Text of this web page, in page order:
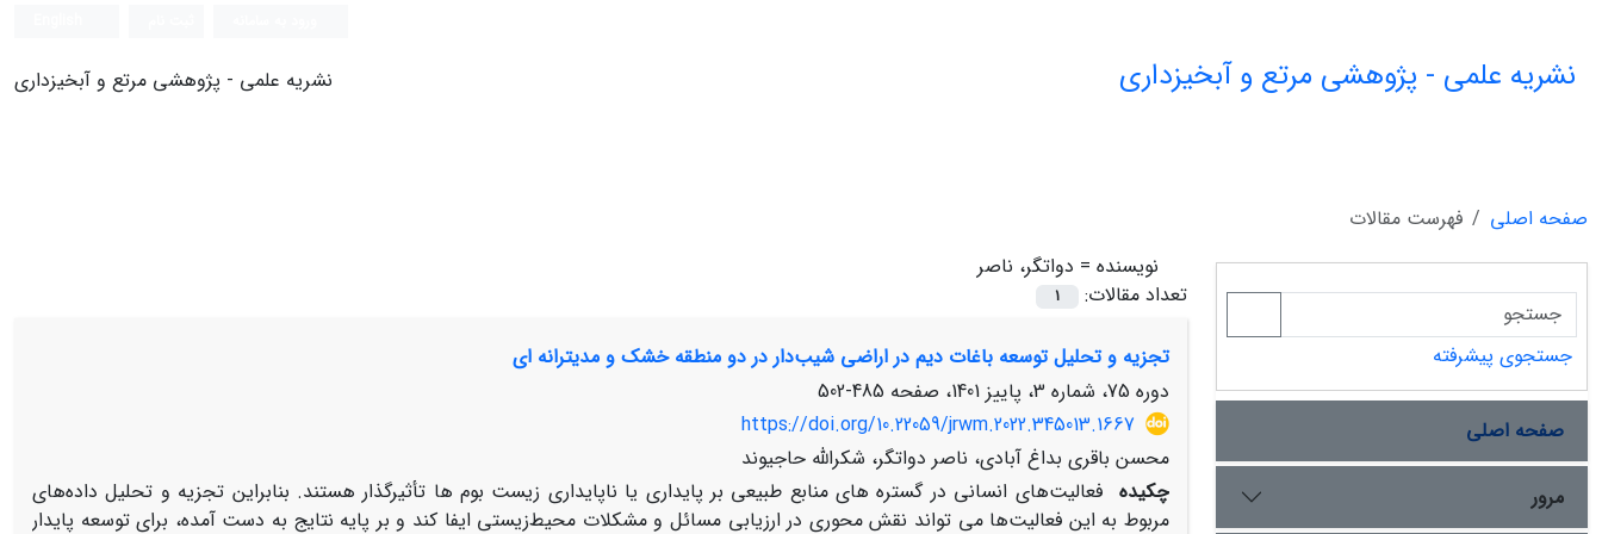
نشریه علمی - پژوهشی مرتع و آبخیزداری نشریه علمی - پژوهشی مرتع و آبخیزداری
صفحه اصلی
فهرست مقالات
نویسنده = دواتگر، ناصر
تعداد مقالات:
1
تجزیه و تحلیل توسعه باغات دیم در اراضی شیب‌دار در دو منطقه خشک و مدیترانه ای
دوره 75، شماره 3، پاییز 1401، صفحه
485-502
https://doi.org/10.22059/jrwm.2022.345013.1667
محسن باقری بداغ آبادی، ناصر دواتگر، شکرالله حاجیوند
چکیده فعالیت‌های انسانی در گستره های منابع طبیعی بر پایداری یا ناپایداری زیست بوم ها تأثیرگذار هستند. بنابراین تجزیه و تحلیل داده‌های
مربوط به این فعالیت‌ها می تواند نقش محوری در ارزیابی مسائل و مشکلات محیط‌زیستی ایفا کند و بر پایه نتایج به دست آمده، برای توسعه پایدار
جستجوی پیشرفته
صفحه اصلی
مرور